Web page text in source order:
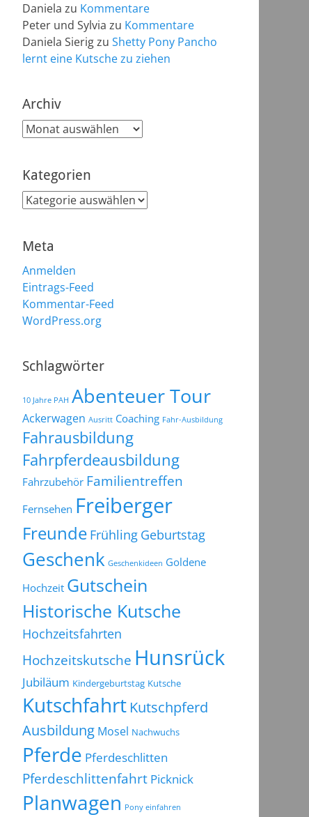
Daniela zu Kommentare
Peter und Sylvia zu Kommentare
Daniela Sierigzu Shetty Pony Pancho
lernt eine Kutsche zu ziehen
Archiv
Archiv
Kategorien
Kategorien
Meta
Anmelden
Eintrags-Feed
Kommentar-Feed
WordPress.org
Schlagwörter
10 Jahre PAH Abenteuer Tour
Ackerwagen Ausritt Coaching Fahr-Ausbildung
Fahrausbildung
Fahrpferdeausbildung
Fahrzubehör Familientreffen
Fernsehen Freiberger
Freunde Frühling Geburtstag
Geschenk Geschenkideen Goldene
Hochzeit Gutschein
Historische Kutsche
Hochzeitsfahrten
Hochzeitskutsche Hunsrück
Jubiläum Kindergeburtstag Kutsche
Kutschfahrt Kutschpferd
Ausbildung Mosel Nachwuchs
Pferde Pferdeschlitten
Pferdeschlittenfahrt Picknick
Planwagen Pony einfahren